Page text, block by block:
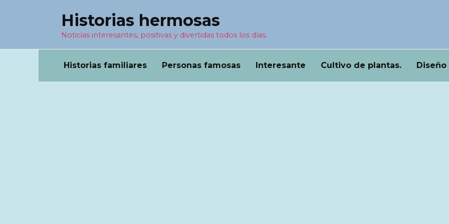
Historias hermosas
Noticias interesantes, positivas y divertidas todos los días.
Historias familiares Personas famosas Interesante Cultivo de plantas. Diseño